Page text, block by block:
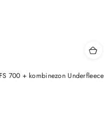
700 + kombinezon Underfleece